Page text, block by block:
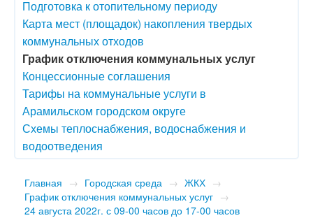
Подготовка к отопительному периоду
Карта мест (площадок) накопления твердых
коммунальных отходов
График отключения коммунальных услуг
Концессионные соглашения
Тарифы на коммунальные услуги в
Арамильском городском округе
Схемы теплоснабжения, водоснабжения и
водоотведения
Главная → Городская среда → ЖКХ →
График отключения коммунальных услуг →
​24 августа 2022г. с 09-00 часов до 17-00 часов